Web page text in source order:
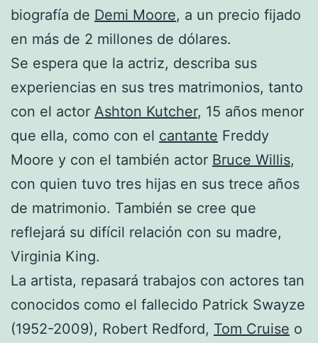
biografía de Demi Moore, a un precio fijado
en más de 2 millones de dólares.
Se espera que la actriz, describa sus
experiencias en sus tres matrimonios, tanto
con el actor Ashton Kutcher, 15 años menor
que ella, como con el cantante Freddy
Moore y con el también actor Bruce Willis,
con quien tuvo tres hijas en sus trece años
de matrimonio. También se cree que
reflejará su difícil relación con su madre,
Virginia King.
La artista, repasará trabajos con actores tan
conocidos como el fallecido Patrick Swayze
(1952-2009), Robert Redford, Tom Cruise o